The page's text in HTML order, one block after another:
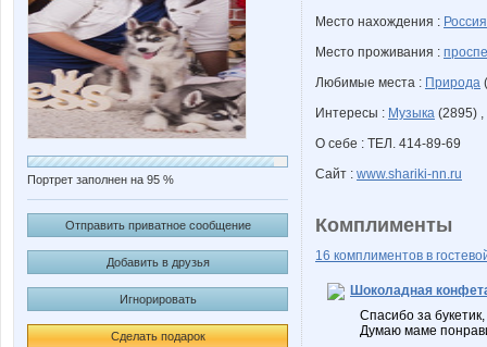
Портрет заполнен на 95 %
Отправить приватное сообщение
Добавить в друзья
Игнорировать
Сделать подарок
Место нахождения : Россия
Место проживания :
Любимые места : Природа
Интересы : Музыка (2895) ,
О себе : ТЕЛ. 414-89-69
Сайт : www.shariki-nn.ru
Комплименты
16 комплиментов в
Шоколадная
Спасибо за
Думаю маме